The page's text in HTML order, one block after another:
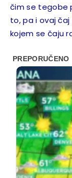
čim se tegobe
to, pa i ovaj
kojem se čaju